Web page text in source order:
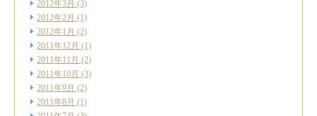
2012年3月 (3)
2012年2月 (1)
2012年1月 (2)
2011年12月 (1)
2011年11月 (2)
2011年10月 (3)
2011年9月 (2)
2011年8月 (1)